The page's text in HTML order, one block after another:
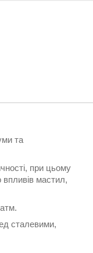
та
при цьому
впливів мастил,
сталевими,